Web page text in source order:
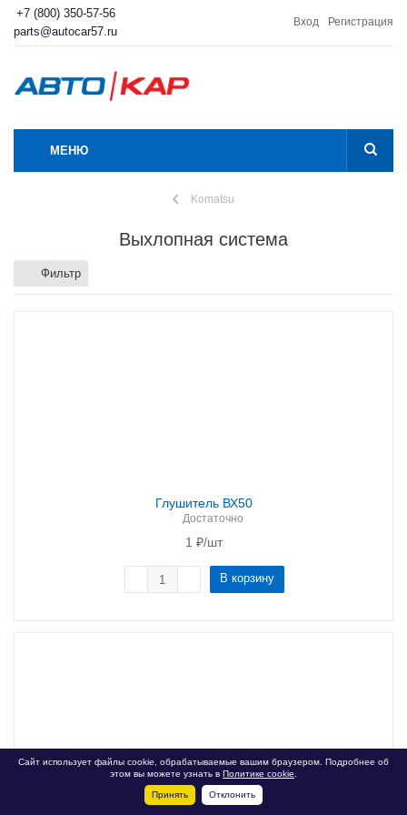
+7 (800) 350-57-56
parts@autocar57.ru
Вход Регистрация
МЕНЮ
Komatsu
Выхлопная система
Фильтр
Глушитель ВХ50
Достаточно
1 ₽/шт
В корзину
Сайт использует файлы cookie, обрабатываемые вашим браузером. Подробнее об
этом вы можете узнать в Политике cookie
Принять Отклонить